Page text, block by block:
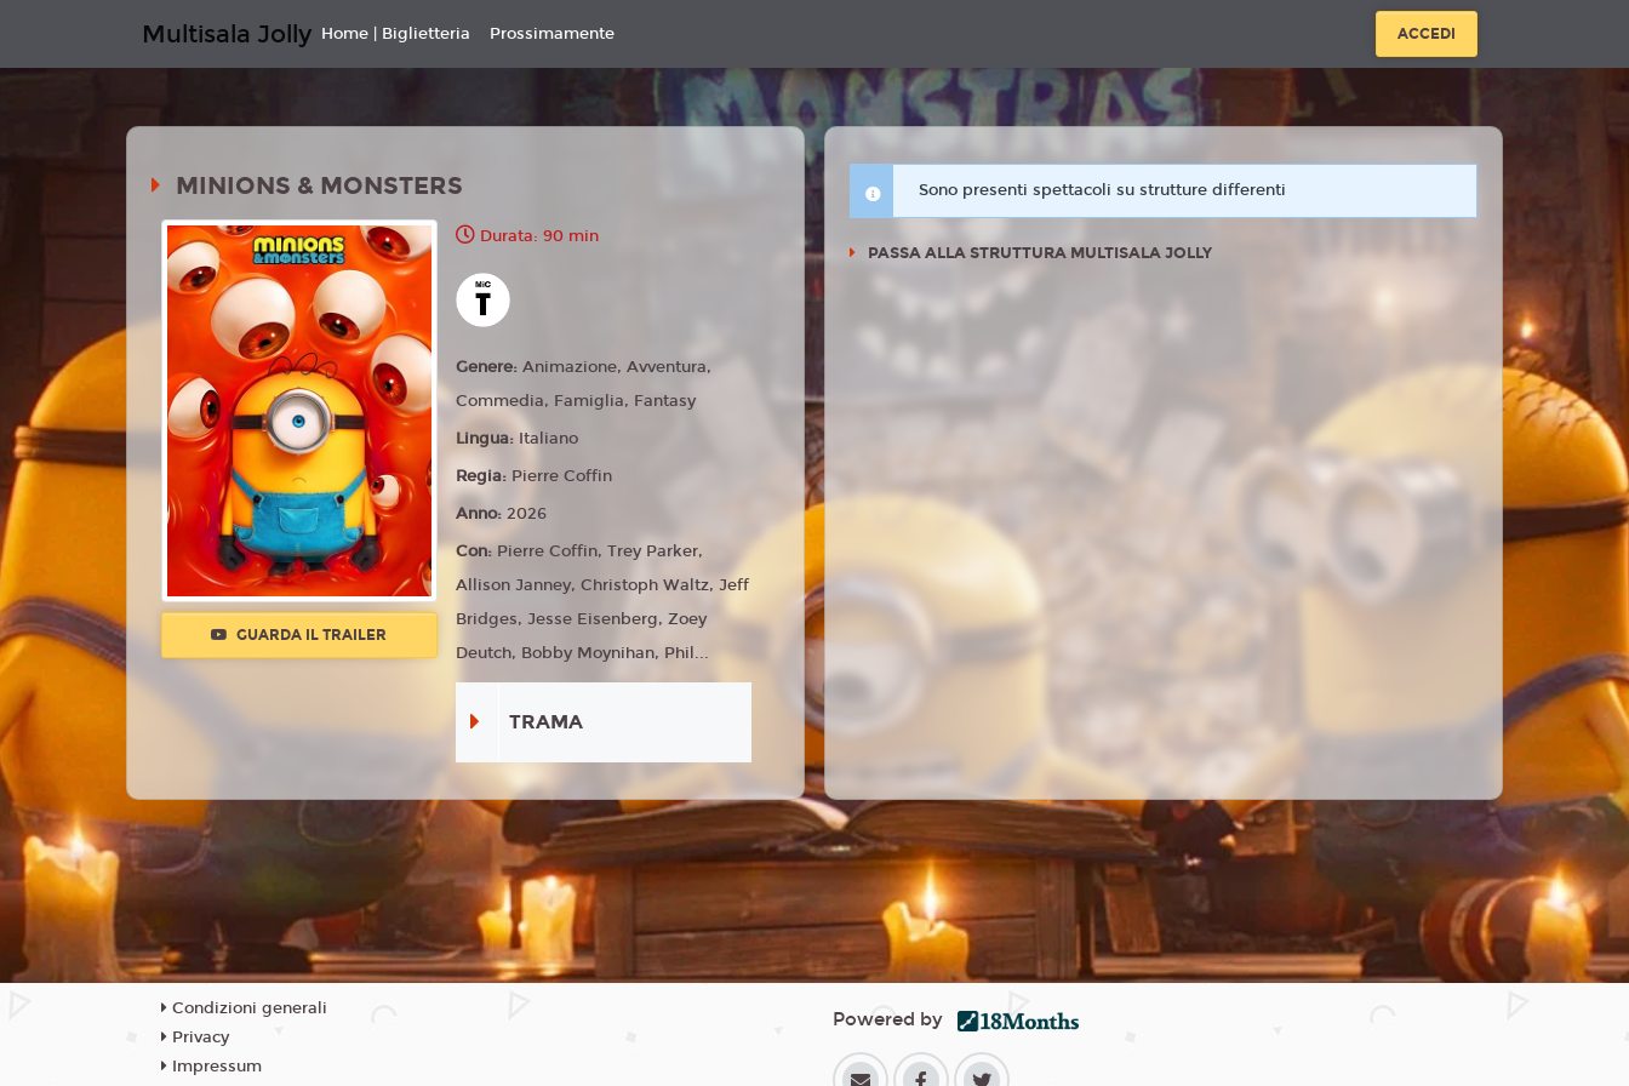
Multisala Jolly Home | Biglietteria Prossimamente ACCEDI
MINIONS & MONSTERS
GUARDA IL TRAILER
Durata: 90 min
Genere:Animazione, Avventura,
Commedia, Famiglia, Fantasy
Lingua: Italiano
Regia: Pierre Coffin
Anno:2026
Con: Pierre Coffin, Trey Parker,
Allison Janney, Christoph Waltz, Jeff
Bridges, Jesse Eisenberg, Zoey
Deutch, Bobby Moynihan, Phil...
TRAMA
Sono presenti spettacoli su strutture differenti
PASSA ALLA STRUTTURA MULTISALA JOLLY
Condizioni generali
Privacy
Impressum
Powered by